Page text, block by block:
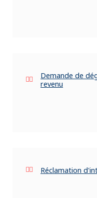
Demande de
revenu
Réclamation